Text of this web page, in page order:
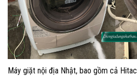
Máy giặt nội địa Nhật, bao gồm cả